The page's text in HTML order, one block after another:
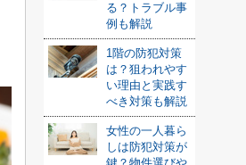
る？トラブル事
例も解説
1階の防犯対策
は？狙われやす
い理由と実践す
べき対策も解説
女性の一人暮ら
しは防犯対策が